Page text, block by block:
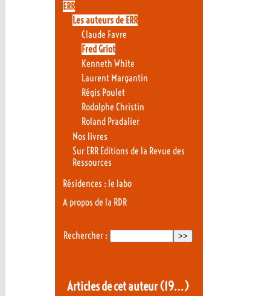
ERR
Les auteurs de ERR
Claude Favre
Fred Griot
Kenneth White
Laurent Margantin
Régis Poulet
Rodolphe Christin
Roland Pradalier
Nos livres
Sur ERR Editions de la Revue des
Ressources
Résidences : le labo
A propos de la RDR
Rechercher :
Articles de cet auteur(19…)